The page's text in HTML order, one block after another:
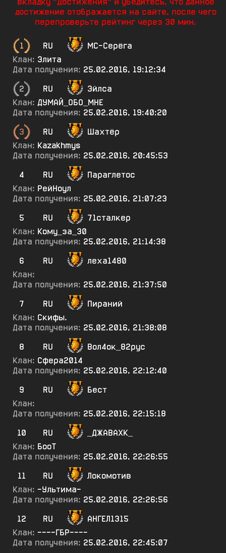
достижение отображается на сайте, после чего
перепроверьте рейтинг через 30 мин.
1 RU
МС-Серёга
Клан: Элита
Дата получения: 25.02.2016, 19:12:34
2
RU
Эйлса
Клан: ДУМАЙ_ОБО_МНЕ
Дата получения: 25.02.2016, 19:40:20
3
RU
Шахтёр
Клан: Kazakhmys
Дата получения: 25.02.2016, 20:45:53
4
RU
Параглетос
Клан: РейНоул
Дата получения: 25.02.2016, 21:07:23
5
RU
71сталкер
Клан: Кому_за_30
Дата получения: 25.02.2016, 21:14:38
6
RU
леха1480
Клан:
Дата получения: 25.02.2016, 21:37:50
7
RU
Пираний
Клан: Скифы.
Дата получения: 25.02.2016, 21:38:08
8
RU
Вол4ок_82рус
Клан: Сфера2014
Дата получения: 25.02.2016, 22:12:40
9
RU
Бест
Клан:
Дата получения: 25.02.2016, 22:15:18
10
RU
_ДЖАВАХК_
Клан: БооТ
Дата получения: 25.02.2016, 22:26:55
11
RU
Локомотив
Клан: -Ультима-
Дата получения: 25.02.2016, 22:26:56
12
RU
АНГЕЛ1315
Клан: ----ГБР----
Дата получения: 25.02.2016, 22:45:07